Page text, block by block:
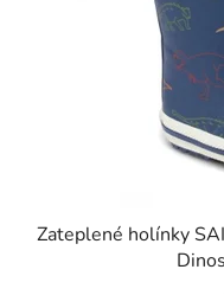
Zateplené holínky